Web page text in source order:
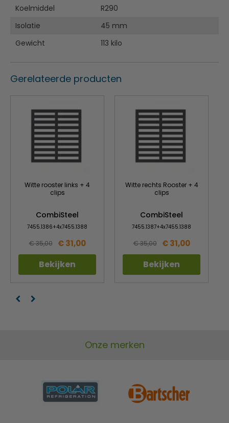
Koelmiddel
R290
Isolatie
45 mm
Gewicht
113 kilo
Gerelateerde producten
Witte rooster links + 4
clips
CombiSteel
7455.1386+4x7455.1388
€ 35,00 € 31,00
Bekijken
Witte rechts Rooster + 4
clips
CombiSteel
7455.1387+4x7455.1388
€ 35,00 € 31,00
Bekijken
Onze merken